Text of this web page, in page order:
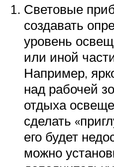
Световые
создавать
уровень
или иной
Например,
над рабочей
отдыха
сделать
его будет
можно